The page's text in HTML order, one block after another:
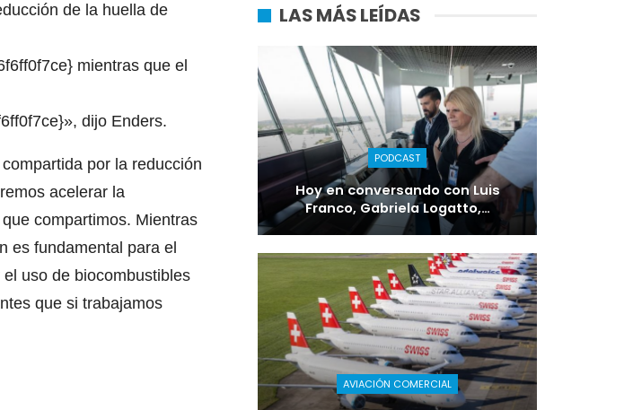
de la huella de
mientras que el
dijo Enders.
por la reducción
acelerar la
compartimos. Mientras
es fundamental para el
uso de biocombustibles
que si trabajamos
LAS MÁS LEÍDAS
PODCAST
Hoy en conversando con Luis
Franco, Gabriela Logatto,…
AVIACIÓN COMERCIAL